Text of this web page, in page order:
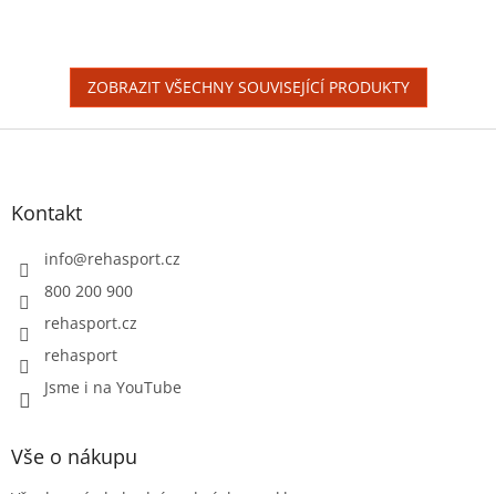
ZOBRAZIT VŠECHNY SOUVISEJÍCÍ PRODUKTY
Z
Kontakt
info@rehasport.cz
800 200 900
rehasport.cz
rehasport
Jsme i na YouTube
Vše o nákupu